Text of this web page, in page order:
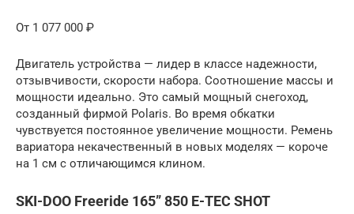
От 1 077 000 ₽
Двигатель устройства — лидер в классе надежности,
отзывчивости, скорости набора. Соотношение массы и
мощности идеально. Это самый мощный снегоход,
созданный фирмой Polaris. Во время обкатки
чувствуется постоянное увеличение мощности. Ремень
вариатора некачественный в новых моделях — короче
на 1 см с отличающимся клином.
SKI-DOO Freeride 165” 850 E-TEC SHOT